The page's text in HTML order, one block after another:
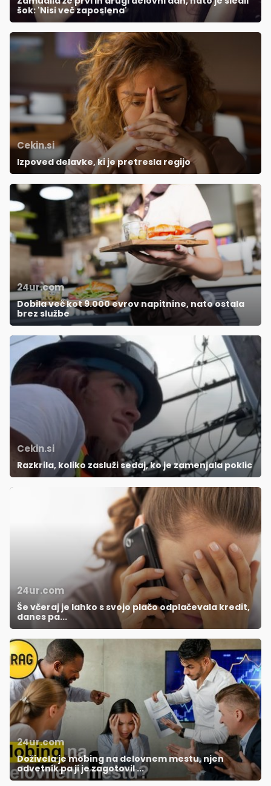
šok: 'Nisi več zaposlena'
Cekin.si
Izpoved delavke, ki je pretresla regijo
24ur.com
Dobila več kot 9.000 evrov napitnine, nato ostala
brez službe
Cekin.si
Razkrila, koliko zasluži sedaj, ko je zamenjala poklic
24ur.com
Še včeraj je lahko s svojo plačo odplačevala kredit,
danes pa...
24ur.com
Doživela je mobing na delovnem mestu, njen
odvetnik pa ji je zagotovil ...